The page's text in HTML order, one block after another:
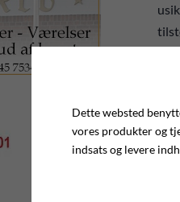
Dette websted
vores produkter og
indsats og levere